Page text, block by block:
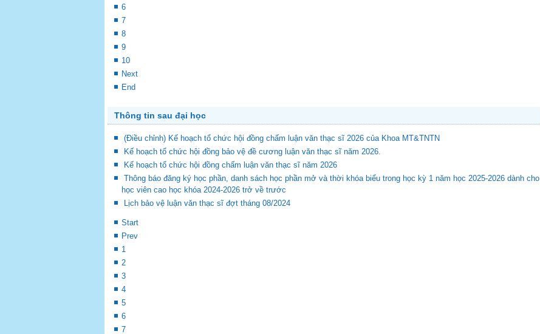
6
7
8
9
10
Next
End
Thông tin sau đại học
(Điều chỉnh) Kế hoạch tổ chức hội đồng chấm luận văn thạc sĩ 2026 của Khoa MT&TNTN
Kế hoạch tổ chức hội đồng bảo vệ đề cương luận văn thạc sĩ năm 2026.
Kế hoạch tổ chức hội đồng chấm luận văn thạc sĩ năm 2026
Thông báo đăng ký học phần, danh sách học phần mở và thời khóa biểu trong học kỳ 1 năm học 2025-2026 dành cho
học viên cao học khóa 2024-2026 trở về trước
Lịch bảo vệ luận văn thạc sĩ đợt tháng 08/2024
Start
Prev
1
2
3
4
5
6
7